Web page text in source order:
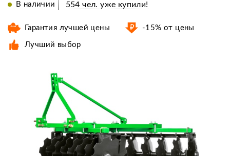
В наличии 554 чел. уже купили!
Гарантия лучшей цены -15% от цены
Лучший выбор